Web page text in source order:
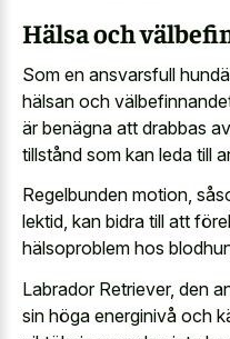
Hälsa och
Som en ansvarsfull
hälsan och
är benägna att drabbas
tillstånd som kan leda till
Regelbunden motion,
lektid, kan bidra till att
hälsoproblem hos
Labrador Retriever, den
sin höga energinivå och